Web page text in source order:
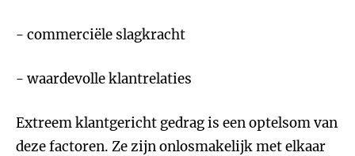
- commerciële slagkracht
- waardevolle klantrelaties
Extreem klantgericht gedrag is een optelsom van
deze factoren. Ze zijn onlosmakelijk met elkaar